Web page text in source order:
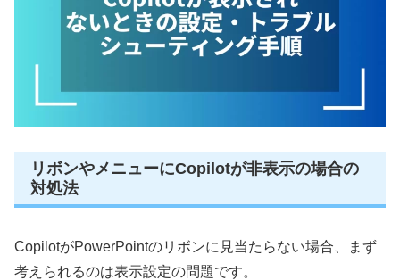
リボンやメニューにCopilotが非表示の場合の
対処法
CopilotがPowerPointのリボンに見当たらない場合、まず
考えられるのは表示設定の問題です。